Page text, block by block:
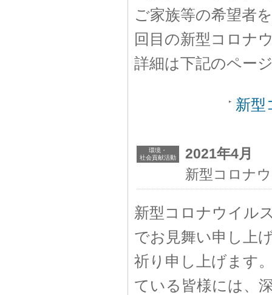
ご家族等の希望者
回目の新型コロナ
詳細は下記のペー
新型
環境・
社会貢献活動
2021年4月
新型コロナ
新型コロナウイル
でお見舞い申し上
祈り申し上げます
ている皆様には、